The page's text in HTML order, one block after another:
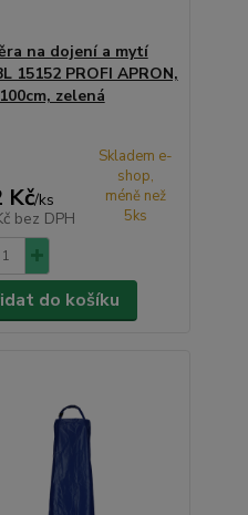
na dojení a mytí
15152 PROFI APRON,
zelená
Kč/ks
bez DPH
Skladem e-
shop,
méně než
5ks
do košíku